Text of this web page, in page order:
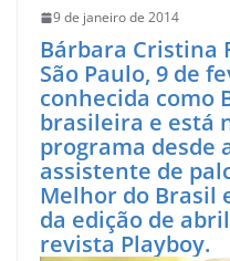
9 de janeiro de 2014
Bárbara Cristina
São Paulo, 9 de
conhecida como
brasileira e está
programa desde
assistente de
Melhor do Brasil
da edição de
revista Playboy.